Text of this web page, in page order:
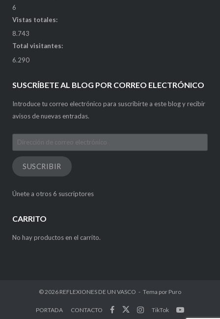
6
Vistas totales:
8.743
Total visitantes:
6.290
SUSCRÍBETE AL BLOG POR CORREO ELECTRÓNICO
Introduce tu correo electrónico para suscribirte a este blog y recibir
avisos de nuevas entradas.
Dirección
de
correo
electrónico
SUSCRIBIR
Únete a otros 6 suscriptores
CARRITO
No hay productos en el carrito.
© 2026 REFLEXIONES DE UN VASCO Tema por Puro
PORTADA CONTACTO TikTok